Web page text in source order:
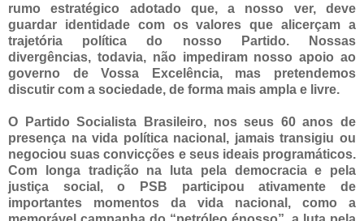
rumo estratégico adotado que, a nosso ver, deve
guardar identidade com os valores que alicerçam a
trajetória política do nosso Partido. Nossas
divergências, todavia, não impediram nosso apoio ao
governo de Vossa Excelência, mas pretendemos
discutir com a sociedade, de forma mais ampla e livre.
O Partido Socialista Brasileiro, nos seus 60 anos de
presença na vida política nacional, jamais transigiu ou
negociou suas convicções e seus ideais programáticos.
Com longa tradição na luta pela democracia e pela
justiça social, o PSB participou ativamente de
importantes momentos da vida nacional, como a